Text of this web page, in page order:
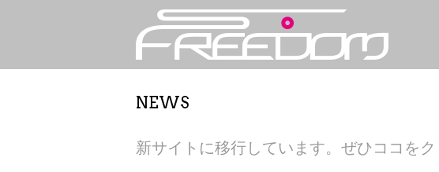
NEWS
新サイトに移行しています。ぜひココをク